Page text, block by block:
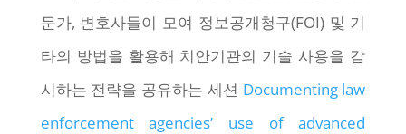
문가, 변호사들이 모여 정보공개청구(FOI) 및 기
타의 방법을 활용해 치안기관의 기술 사용을 감
시하는 전략을 공유하는 세션 Documenting law
enforcement agencies’ use of advanced